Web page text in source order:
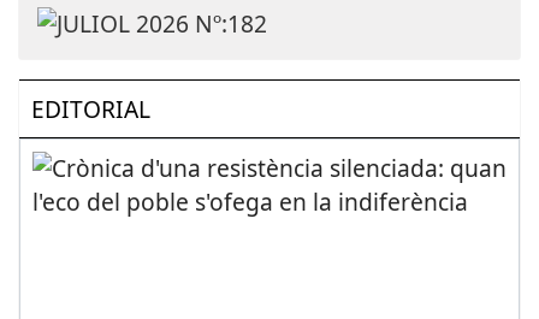
EDITORIAL